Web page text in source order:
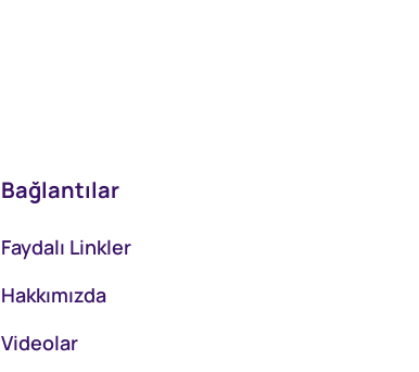
Bağlantılar
Faydalı Linkler
Hakkımızda
Videolar